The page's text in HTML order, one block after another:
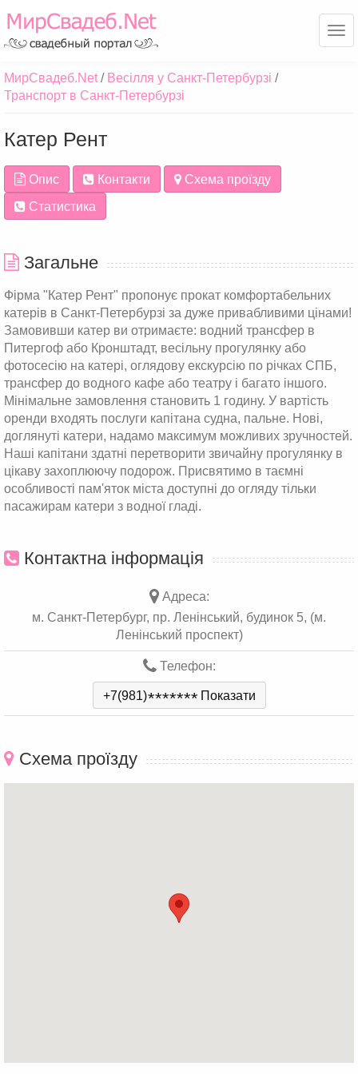
МирСвадеб.Net
Весілля у Санкт-Петербурзі
Транспорт в Санкт-Петербурзі
Катер Рент
Опис Контакти
Схема проїзду
Статистика
Загальне
Фірма "Катер Рент" пропонує прокат комфортабельних
катерів в Санкт-Петербурзі за дуже привабливими цінами!
Замовивши катер ви отримаєте: водний трансфер в
Питергоф або Кронштадт, весільну прогулянку або
фотосесію на катері, оглядову екскурсію по річках СПБ,
трансфер до водного кафе або театру і багато іншого.
Мінімальне замовлення становить 1 годину. У вартість
оренди входять послуги капітана судна, пальне. Нові,
доглянуті катери, надамо максимум можливих зручностей.
Наші капітани здатні перетворити звичайну прогулянку в
цікаву захоплюючу подорож. Присвятимо в таємні
особливості пам'яток міста доступні до огляду тільки
пасажирам катери з водної гладі.
Контактна інформація
Адреса:
м. Санкт-Петербург, пр. Ленінський, будинок 5, (м.
Ленінський проспект)
Телефон:
+7(981)******* Показати
Схема проїзду